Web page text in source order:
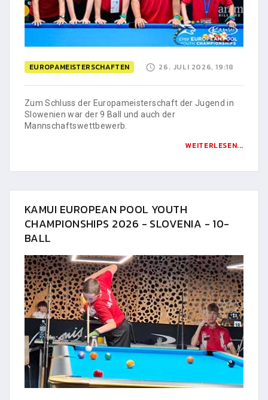
EUROPAMEISTERSCHAFTEN 26. JULI 2026, 19:18
Zum Schluss der Europameisterschaft der Jugend in
Slowenien war der 9 Ball und auch der
Mannschaftswettbewerb.
WEITERLESEN...
KAMUI EUROPEAN POOL YOUTH
CHAMPIONSHIPS 2026 - SLOVENIA - 10-
BALL